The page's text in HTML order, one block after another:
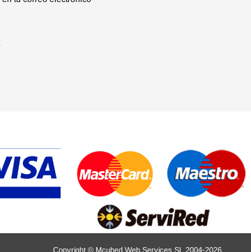
Copyright © Mcubed Web Services SL 2004-2026